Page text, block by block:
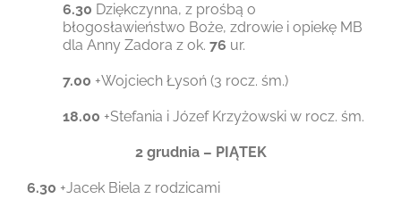
6.30 Dziękczynna, z prośbą o
błogosławieństwo Boże, zdrowie i opiekę MB
dla Anny Zadora z ok.76 ur.
7.00 +Wojciech Łysoń (3 rocz. śm.)
18.00 +Stefania i Józef Krzyżowski w rocz. śm.
2 grudnia – PIĄTEK
6.30 +Jacek Biela z rodzicami